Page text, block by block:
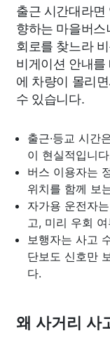
출근 시간대라
향하는 마을버
회로를 찾느라
비게이션 안내
에 차량이 몰리
수 있습니다.
출근·등교 시간
이 현실적입니
버스 이용자는
위치를 함께 보
자가용 운전자
고, 미리 우회
보행자는 사고
단보도 신호만
다.
왜 사거리 사